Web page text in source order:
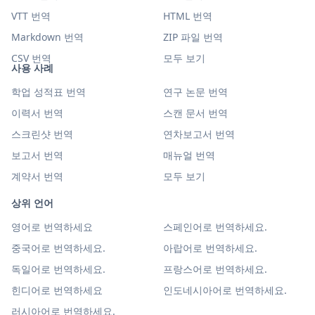
사용 사례
학업 성적표 번역
연구 논문 번역
이력서 번역
스캔 문서 번역
스크린샷 번역
연차보고서 번역
보고서 번역
매뉴얼 번역
계약서 번역
모두 보기
상위 언어
영어로 번역하세요
스페인어로 번역하세요.
중국어로 번역하세요.
아랍어로 번역하세요.
독일어로 번역하세요.
프랑스어로 번역하세요.
힌디어로 번역하세요
인도네시아어로 번역하세요.
러시아어로 번역하세요.
VTT 번역
HTML 번역
Markdown 번역
ZIP 파일 번역
CSV 번역
모두 보기